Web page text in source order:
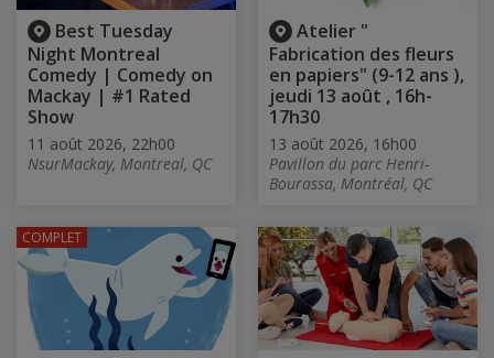
Best Tuesday
Night Montreal
Comedy | Comedy on
Mackay | #1 Rated
Show
11 août 2026, 22h00
NsurMackay, Montreal, QC
Atelier "
Fabrication des fleurs
en papiers" (9-12 ans ),
jeudi 13 août , 16h-
17h30
13 août 2026, 16h00
Pavillon du parc Henri-
Bourassa, Montréal, QC
COMPLET